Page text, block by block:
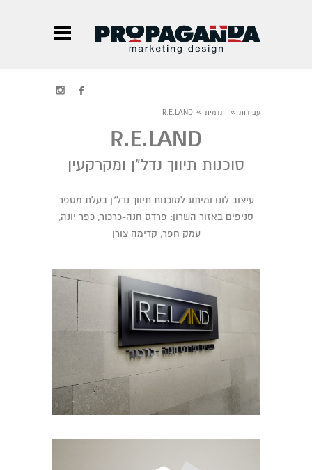


עבודות » תדמית »
R.E.LAND
R.E.LAND
סוכנות תיווך נדל"ן ומקרקעין
עיצוב לוגו ומיתוג לסוכנות תיווך נדל"ן בעלת מספר
סניפים באזור השרון: פרדס חנה-כרכור, כפר יונה,
עמק חפר, קדימה צורן